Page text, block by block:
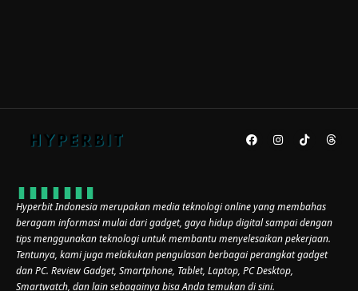
Hyperbit Indonesia merupakan media teknologi online yang membahas
beragam informasi mulai dari gadget, gaya hidup digital sampai dengan
tips menggunakan teknologi untuk membantu menyelesaikan pekerjaan.
Tentunya, kami juga melakukan pengulasan berbagai perangkat gadget
dan PC. Review Gadget, Smartphone, Tablet, Laptop, PC Desktop,
Smartwatch, dan lain sebagainya bisa Anda temukan di sini.